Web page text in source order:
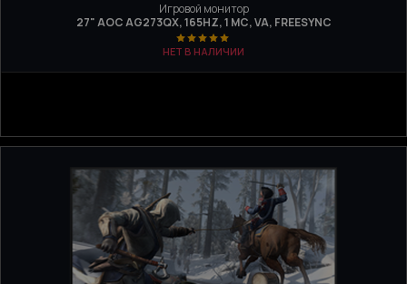
Игровой монитор
27" AOC AG273QX, 165HZ, 1 МС, VA, FREESYNC
НЕТ В НАЛИЧИИ